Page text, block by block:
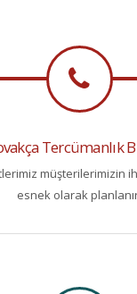
Tercümanlık
müşterilerimizin
esnek olarak